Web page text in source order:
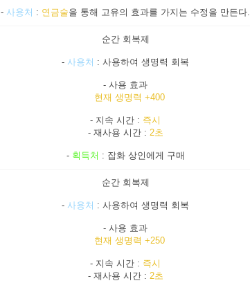
- 사용처 : 연금술을 통해 고유의 효과를 가지는 수정을 만든다.
순간 회복제
- 사용처 : 사용하여 생명력 회복
- 사용 효과
현재 생명력 +400
- 지속 시간 : 즉시
- 재사용 시간 : 2초
- 획득처 : 잡화 상인에게 구매
순간 회복제
- 사용처 : 사용하여 생명력 회복
- 사용 효과
현재 생명력 +250
- 지속 시간 : 즉시
- 재사용 시간 : 2초